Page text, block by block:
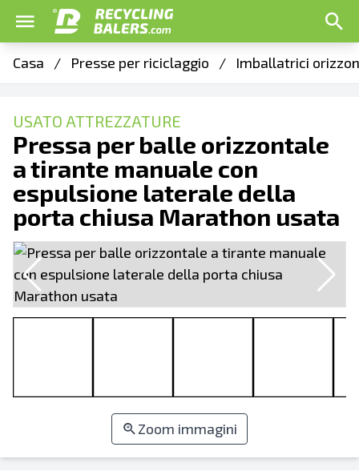
Casa / Presse per riciclaggio / Imballatrici
USATO ATTREZZATURE
Pressa per balle orizzontale
a tirante manuale con
espulsione laterale della
porta chiusa Marathon usata
Zoom immagini